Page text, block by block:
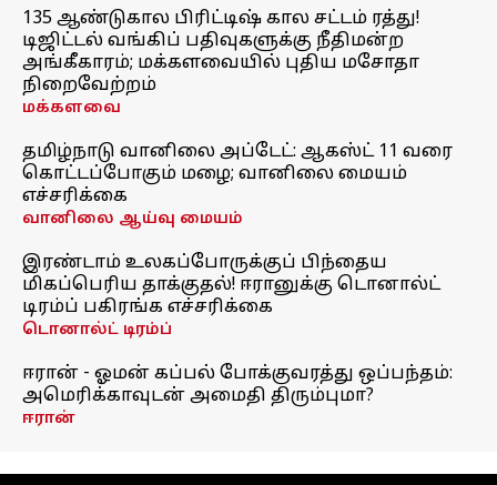
135 ஆண்டுகால பிரிட்டிஷ் கால சட்டம் ரத்து!
டிஜிட்டல் வங்கிப் பதிவுகளுக்கு நீதிமன்ற
அங்கீகாரம்; மக்களவையில் புதிய மசோதா
நிறைவேற்றம்
மக்களவை
தமிழ்நாடு வானிலை அப்டேட்: ஆகஸ்ட் 11 வரை
கொட்டப்போகும் மழை; வானிலை மையம்
எச்சரிக்கை
வானிலை ஆய்வு மையம்
இரண்டாம் உலகப்போருக்குப் பிந்தைய
மிகப்பெரிய தாக்குதல்! ஈரானுக்கு டொனால்ட்
டிரம்ப் பகிரங்க எச்சரிக்கை
டொனால்ட் டிரம்ப்
ஈரான் - ஓமன் கப்பல் போக்குவரத்து ஒப்பந்தம்:
அமெரிக்காவுடன் அமைதி திரும்புமா?
ஈரான்